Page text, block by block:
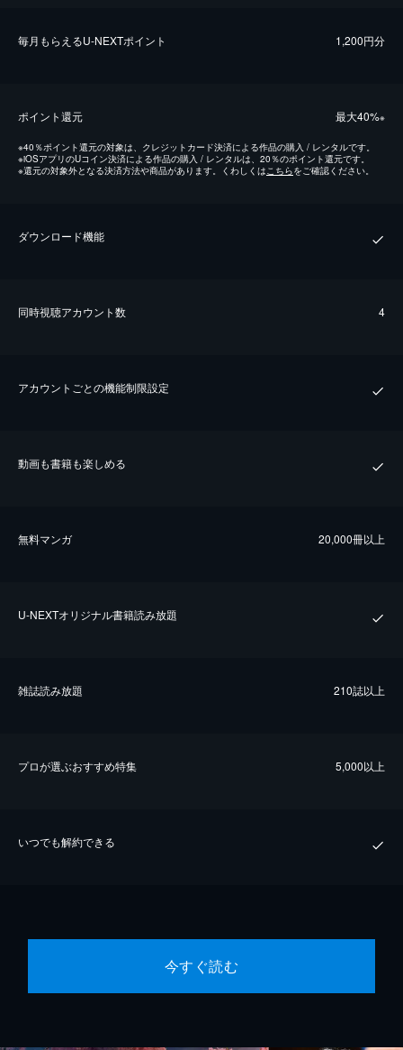
毎⽉もらえるU-NEXTポイント 1,200円分
ポイント還元 最⼤40%※
※40％ポイント還元の対象は、クレジットカード決済による作品の購入 / レンタルです。
※iOSアプリのUコイン決済による作品の購入 / レンタルは、20％のポイント還元です。
※還元の対象外となる決済方法や商品があります。くわしくはこちらをご確認ください。
ダウンロード機能
同時視聴アカウント数 4
アカウントごとの機能制限設定
動画も書籍も楽しめる
無料マンガ 20,000冊以上
U-NEXTオリジナル書籍読み放題
雑誌読み放題 210誌以上
プロが選ぶおすすめ特集 5,000以上
いつでも解約できる
今すぐ読む